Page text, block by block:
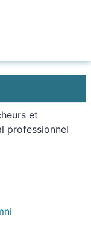
et
professionnel